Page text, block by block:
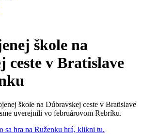
škole na
ceste v Bratislave
škole na Dúbravskej ceste v Bratislave
uverejnili vo februárovom Rebríku.
sa hra na Ruženku hrá, klikni tu.